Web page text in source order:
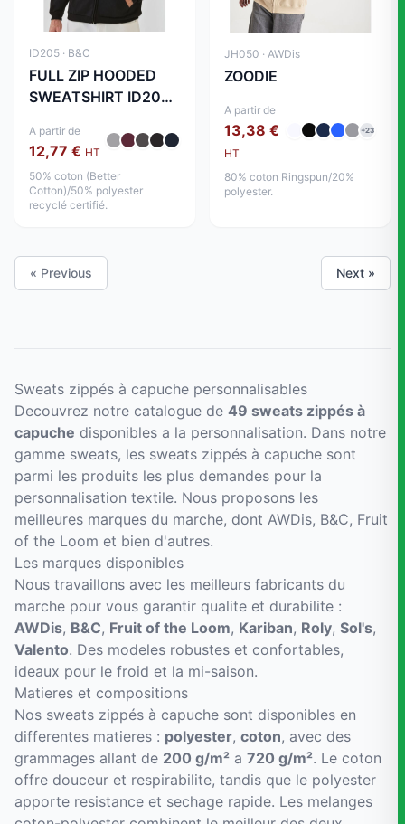
ID205 · B&C
FULL ZIP HOODED
SWEATSHIRT ID205
A partir de
12,77 € HT
50% coton (Better
Cotton)/50% polyester
recyclé certifié.
JH050 · AWDis
ZOODIE
A partir de
13,38 €
HT
+23
80% coton Ringspun/20%
polyester.
« Previous Next »
Sweats zippés à capuche personnalisables
Decouvrez notre catalogue de 49 sweats zippés à
capuche disponibles a la personnalisation. Dans notre
gamme sweats, les sweats zippés à capuche sont
parmi les produits les plus demandes pour la
personnalisation textile. Nous proposons les
meilleures marques du marche, dont AWDis, B&C, Fruit
of the Loom et bien d'autres.
Les marques disponibles
Nous travaillons avec les meilleurs fabricants du
marche pour vous garantir qualite et durabilite :
AWDis, B&C, Fruit of the Loom, Kariban, Roly, Sol's,
Valento. Des modeles robustes et confortables,
ideaux pour le froid et la mi-saison.
Matieres et compositions
Nos sweats zippés à capuche sont disponibles en
differentes matieres : polyester, coton, avec des
grammages allant de 200 g/m² a 720 g/m². Le coton
offre douceur et respirabilite, tandis que le polyester
apporte resistance et sechage rapide. Les melanges